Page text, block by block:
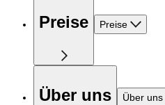
Preise Preise
Über uns Über uns